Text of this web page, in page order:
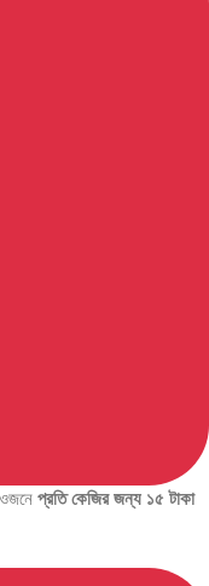
প্রতি কেজির জন্য ১৫ টাকা